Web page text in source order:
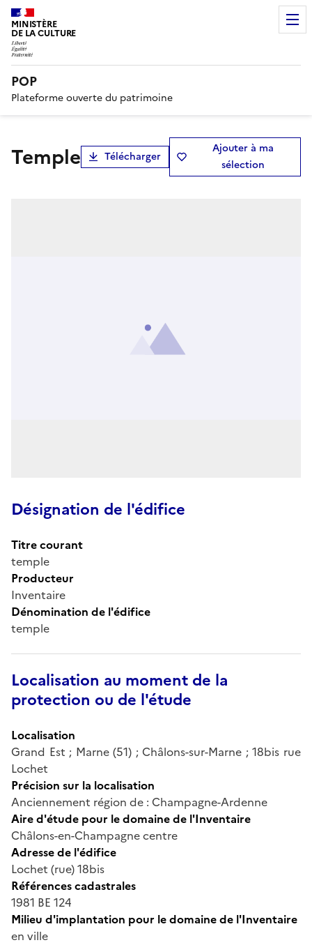
MINISTÈRE
DE LA CULTURE
POP
Plateforme ouverte du patrimoine
temple Télécharger
Ajouter à ma
sélection
Désignation de l'édifice
Titre courant
temple
Producteur
Inventaire
Dénomination de l'édifice
temple
Localisation au moment de la
protection ou de l'étude
Localisation
Grand Est ; Marne (51) ; Châlons-sur-Marne ; 18bis rue
Lochet
Précision sur la localisation
Anciennement région de : Champagne-Ardenne
Aire d'étude pour le domaine de l'Inventaire
Châlons-en-Champagne centre
Adresse de l'édifice
Lochet (rue) 18bis
Références cadastrales
1981 BE 124
Milieu d'implantation pour le domaine de l'Inventaire
en ville